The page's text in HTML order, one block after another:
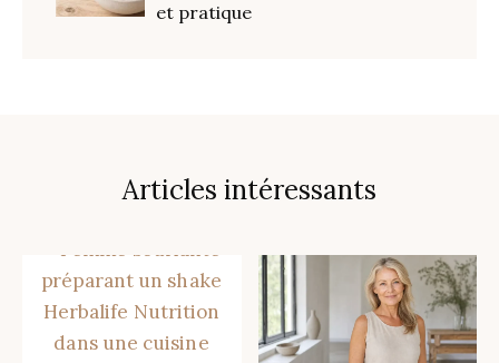
et pratique
Articles intéressants